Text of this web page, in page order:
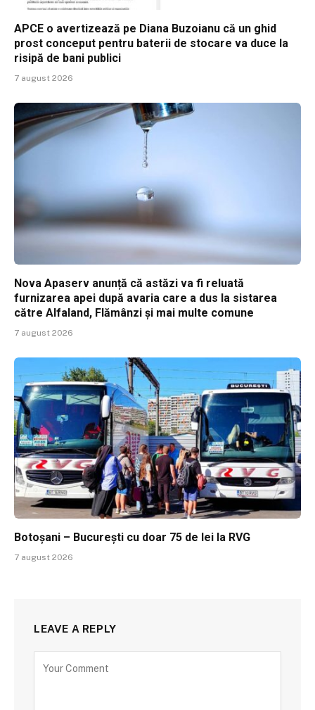
APCE o avertizează pe Diana Buzoianu că un ghid
prost conceput pentru baterii de stocare va duce la
risipă de bani publici
7 august 2026
Nova Apaserv anunță că astăzi va fi reluată
furnizarea apei după avaria care a dus la sistarea
către Alfaland, Flămânzi și mai multe comune
7 august 2026
Botoșani – București cu doar 75 de lei la RVG
7 august 2026
LEAVE A REPLY